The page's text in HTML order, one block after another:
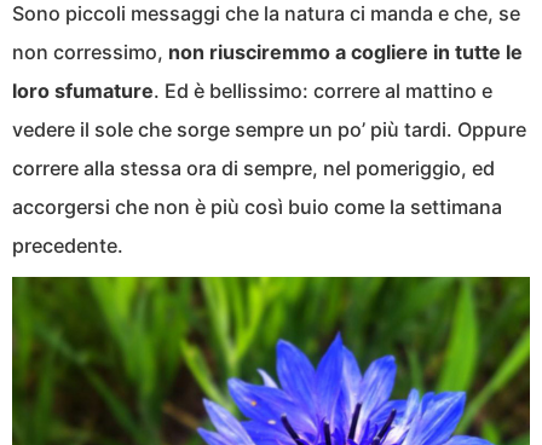
Sono piccoli messaggi che la natura ci manda e che, se
non corressimo, non riusciremmo a cogliere in tutte le
loro sfumature. Ed è bellissimo: correre al mattino e
vedere il sole che sorge sempre un po’ più tardi. Oppure
correre alla stessa ora di sempre, nel pomeriggio, ed
accorgersi che non è più così buio come la settimana
precedente.